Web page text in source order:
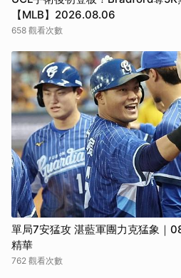
【MLB】2026.08.06
658 觀看次數
單局7安猛攻 湛藍軍團力克猛象｜
精華
762 觀看次數